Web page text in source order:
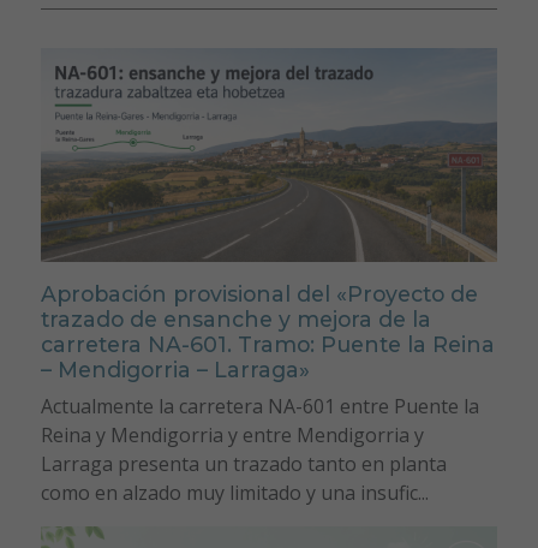
Aprobación provisional del «Proyecto de
trazado de ensanche y mejora de la
carretera NA-601. Tramo: Puente la Reina
– Mendigorria – Larraga»
Actualmente la carretera NA-601 entre Puente la
Reina y Mendigorria y entre Mendigorria y
Larraga presenta un trazado tanto en planta
como en alzado muy limitado y una insufic...